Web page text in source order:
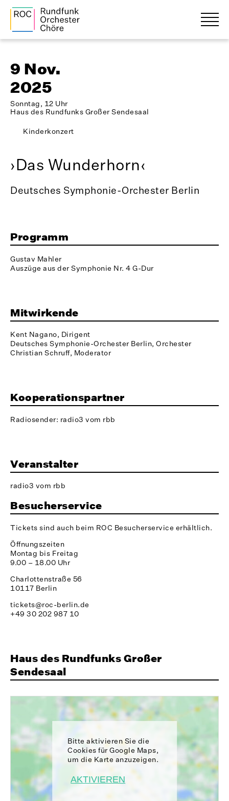
9 Nov.
2025
Sonntag, 12 Uhr
Haus des Rundfunks Großer Sendesaal
Kinderkonzert
›Das Wunderhorn‹
Deutsches Symphonie-Orchester Berlin
Programm
Gustav Mahler
Auszüge aus der Symphonie Nr. 4 G-Dur
Mitwirkende
Kent Nagano, Dirigent
Deutsches Symphonie-Orchester Berlin, Orchester
Christian Schruff, Moderator
Kooperationspartner
Radiosender: radio3 vom rbb
Veranstalter
radio3 vom rbb
Besucherservice
Tickets sind auch beim ROC Besucherservice erhältlich.
Öffnungszeiten
Montag bis Freitag
9.00 – 18.00 Uhr
Charlottenstraße 56
10117 Berlin
tickets@roc-berlin.de
+49 30 202 987 10
Haus des Rundfunks Großer
Sendesaal
Bitte aktivieren Sie die
Cookies für Google Maps,
um die Karte anzuzeigen.
AKTIVIEREN